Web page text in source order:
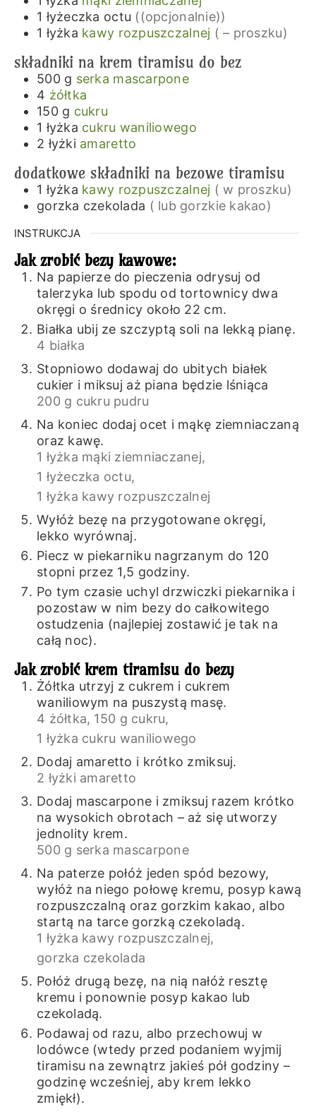
1 łyżeczka octu ((opcjonalnie))
1 łyżka kawy rozpuszczalnej ( – proszku)
składniki na krem tiramisu do bez
500 g serka mascarpone
4 żółtka
150 g cukru
1 łyżka cukru waniliowego
2 łyżki amaretto
dodatkowe składniki na bezowe tiramisu
1 łyżka kawy rozpuszczalnej ( w proszku)
gorzka czekolada ( lub gorzkie kakao)
INSTRUKCJA
Jak zrobić bezy kawowe:
Na papierze do pieczenia odrysuj od
talerzyka lub spodu od tortownicy dwa
okręgi o średnicy około 22 cm.
Białka ubij ze szczyptą soli na lekką pianę.
4 białka
Stopniowo dodawaj do ubitych białek
cukier i miksuj aż piana będzie lśniąca
200 g cukru pudru
Na koniec dodaj ocet i mąkę ziemniaczaną
oraz kawę.
1 łyżka mąki ziemniaczanej,
1 łyżeczka octu,
1 łyżka kawy rozpuszczalnej
Wyłóż bezę na przygotowane okręgi,
lekko wyrównaj.
Piecz w piekarniku nagrzanym do 120
stopni przez 1,5 godziny.
Po tym czasie uchyl drzwiczki piekarnika i
pozostaw w nim bezy do całkowitego
ostudzenia (najlepiej zostawić je tak na
całą noc).
Jak zrobić krem tiramisu do bezy
Żółtka utrzyj z cukrem i cukrem
waniliowym na puszystą masę.
4 żółtka, 150 g cukru,
1 łyżka cukru waniliowego
Dodaj amaretto i krótko zmiksuj.
2 łyżki amaretto
Dodaj mascarpone i zmiksuj razem krótko
na wysokich obrotach – aż się utworzy
jednolity krem.
500 g serka mascarpone
Na paterze połóż jeden spód bezowy,
wyłóż na niego połowę kremu, posyp kawą
rozpuszczalną oraz gorzkim kakao, albo
startą na tarce gorzką czekoladą.
1 łyżka kawy rozpuszczalnej,
gorzka czekolada
Połóż drugą bezę, na nią nałóż resztę
kremu i ponownie posyp kakao lub
czekoladą.
Podawaj od razu, albo przechowuj w
lodówce (wtedy przed podaniem wyjmij
tiramisu na zewnątrz jakieś pół godziny –
godzinę wcześniej, aby krem lekko
zmiękł).